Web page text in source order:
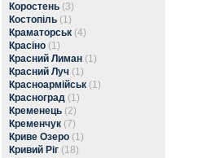
Коростень (3)
Костопіль (1)
Краматорськ (4)
Красіно (1)
Красний Лиман (1)
Красний Луч (1)
Красноармійськ (1)
Красноград (1)
Кременець (2)
Кременчук (7)
Криве Озеро (1)
Кривий Ріг (18)